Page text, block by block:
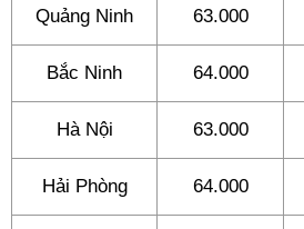
Quảng Ninh 63.000
Bắc Ninh 64.000
Hà Nội 63.000
Hải Phòng 64.000